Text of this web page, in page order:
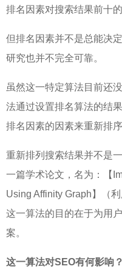
排名因素对搜索结果前十
但排名因素并不是总能决
研究也并不完全可靠。
虽然这一特定算法目前还
法通过设置排名算法的结
排名因素的因素来重新排
重新排列搜索结果并不是
一篇学术论文，名为：【
Using Affinity Graph】（
这一算法的目的在于为用
案。
这一算法对SEO有何影响？